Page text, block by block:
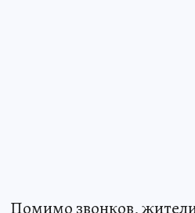
Помимо звонков,